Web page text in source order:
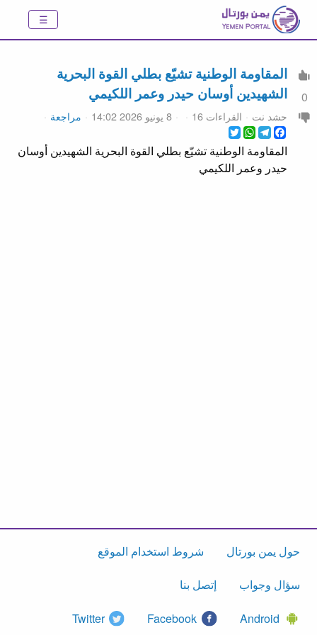
0
المقاومة الوطنية تشيّع بطلي القوة البحرية
الشهيدين أوسان حيدر وعمر اللكيمي
حشد نت القراءات 16 8 يونيو 2026 14:02
مراجعة
Twitter
WhatsApp
Telegram
Facebook
المقاومة الوطنية تشيّع بطلي القوة البحرية الشهيدين أوسان
حيدر وعمر اللكيمي
حول يمن بورتال شروط استخدام الموقع
سؤال وجواب إتصل بنا
Android
Facebook
Twitter